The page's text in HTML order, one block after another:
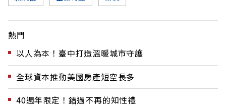
熱門
以人為本！臺中打造溫暖城市守護
全球資本推動美國房產短空長多
40週年限定！錯過不再的知性禮